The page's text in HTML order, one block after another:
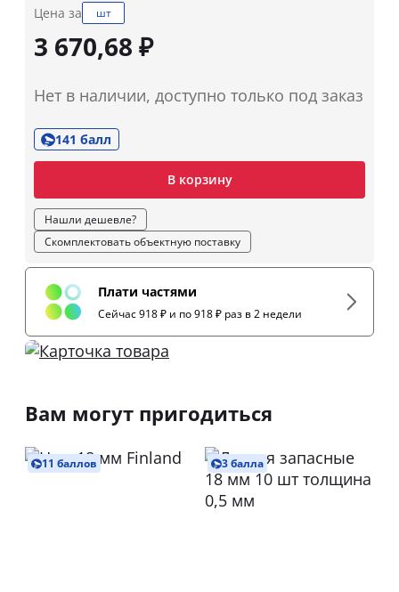
Цена за шт
3 670,68 ₽
Нет в наличии, доступно только под заказ
141 балл
В корзину
Нашли дешевле?
Скомплектовать объектную поставку
Плати частями
Сейчас 918 ₽ и по 918 ₽ раз в 2 недели
Вам могут пригодиться
11 баллов 3 балла